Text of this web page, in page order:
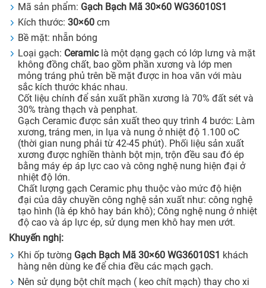
Mã sản phẩm: Gạch Bạch Mã 30×60 WG36010S1
Kích thước: 30×60 cm
Bề mặt: nhẵn bóng
Loại gạch: Ceramiclà một dạng gạch có lớp lưng và mặt
không đồng chất, bao gồm phần xương và lớp men
mỏng tráng phủ trên bề mặt được in hoa văn với màu
sắc kích thước khác nhau.
Cốt liệu chính để sản xuất phần xương là 70% đất sét và
30% tràng thạch và penphat.
Gạch Ceramic được sản xuất theo quy trình 4 bước: Làm
xương, tráng men, in lụa và nung ở nhiệt độ 1.100 oC
(thời gian nung phải từ 42-45 phút). Phối liệu sản xuất
xương được nghiền thành bột mịn, trộn đều sau đó ép
bằng máy ép áp lực cao và công nghệ nung hiện đại ở
nhiệt độ lớn.
Chất lượng gạch Ceramic phụ thuộc vào mức độ hiện
đại của dây chuyền công nghệ sản xuất như: công nghệ
tạo hình (là ép khô hay bán khô); Công nghệ nung ở nhiệt
độ cao và áp lực ép, sử dụng men khô hay men ướt.
Khuyến nghị:
Khi ốp tường Gạch Bạch Mã 30×60 WG36010S1 khách
hàng nên dùng ke để chia đều các mạch gạch.
Nên sử dụng bột chít mạch ( keo chít mạch) thay cho xi